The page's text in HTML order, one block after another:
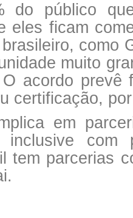
do público
eles ficam
como
muito
acordo
certificação,
em
inclusive com
tem parcerias